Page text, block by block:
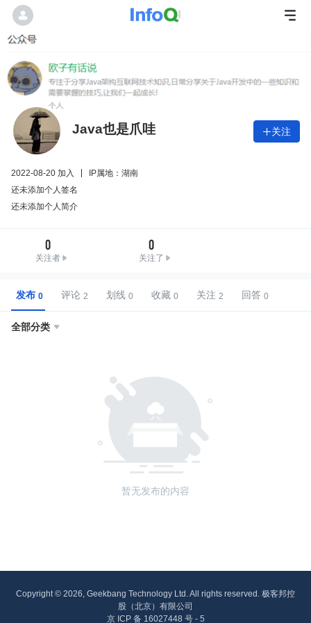
Java也是爪哇 关注
2022-08-20 加入
IP属地：湖南
还未添加个人签名
还未添加个人简介
0
关注者
0
关注了
发布 评论 划线 收藏 关注 回答
全部分类 
暂无发布的内容
Copyright © 2026, Geekbang Technology Ltd. All rights reserved. 极客邦控
股（北京）有限公司
京 ICP 备 16027448 号 - 5